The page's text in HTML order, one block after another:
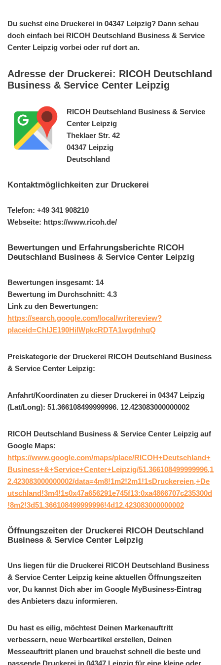
Du suchst eine Druckerei in 04347 Leipzig? Dann schau
doch einfach bei RICOH Deutschland Business & Service
Center Leipzig vorbei oder ruf dort an.
Adresse der Druckerei: RICOH Deutschland
Business & Service Center Leipzig
RICOH Deutschland Business & Service
Center Leipzig
Theklaer Str. 42
04347 Leipzig
Deutschland
Kontaktmöglichkeiten zur Druckerei
Telefon: +49 341 908210
Webseite: https://www.ricoh.de/
Bewertungen und Erfahrungsberichte RICOH
Deutschland Business & Service Center Leipzig
Bewertungen insgesamt: 14
Bewertung im Durchschnitt: 4.3
Link zu den Bewertungen:
https://search.google.com/local/writereview?
placeid=ChIJE190HilWpkcRDTA1wgdnhqQ
Preiskategorie der Druckerei RICOH Deutschland Business
& Service Center Leipzig:
Anfahrt/Koordinaten zu dieser Druckerei in 04347 Leipzig
(Lat/Long): 51.366108499999996. 12.423083000000002
RICOH Deutschland Business & Service Center Leipzig auf
Google Maps:
https://www.google.com/maps/place/RICOH+Deutschland+
Business+&+Service+Center+Leipzig/51.366108499999996,1
2.423083000000002/data=4m8!1m2!2m1!1sDruckereien,+De
utschland!3m4!1s0x47a656291e745f13:0xa4866707c235300d
!8m2!3d51.366108499999996!4d12.423083000000002
Öffnungszeiten der Druckerei RICOH Deutschland
Business & Service Center Leipzig
Uns liegen für die Druckerei RICOH Deutschland Business
& Service Center Leipzig keine aktuellen Öffnungszeiten
vor, Du kannst Dich aber im Google MyBusiness-Eintrag
des Anbieters dazu informieren.
Du hast es eilig, möchtest Deinen Markenauftritt
verbessern, neue Werbeartikel erstellen, Deinen
Messeauftritt planen und brauchst schnell die beste und
passende Druckerei in 04347 Leipzig für eine kleine oder